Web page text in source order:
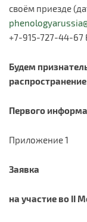
своём приезде
+7-915-727-44-67
Будем
распространение
Первого
Приложение 1
Заявка
на участие во II